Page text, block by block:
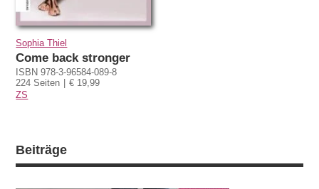
Sophia Thiel
Come back stronger
ISBN 978-3-96584-089-8
224 Seiten
€ 19,99
ZS
Beiträge